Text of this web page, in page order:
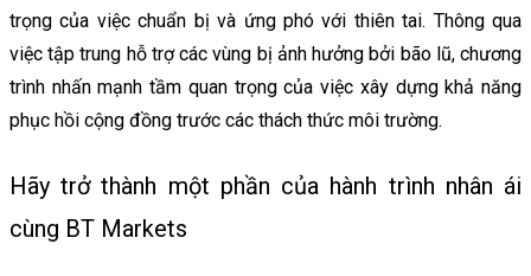
trọng của việc chuẩn bị và ứng phó với thiên tai. Thông qua
việc tập trung hỗ trợ các vùng bị ảnh hưởng bởi bão lũ, chương
trình nhấn mạnh tầm quan trọng của việc xây dựng khả năng
phục hồi cộng đồng trước các thách thức môi trường.
Hãy trở thành một phần của hành trình nhân ái
cùng BT Markets